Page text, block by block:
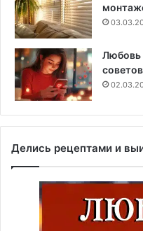
Любовь
советов
Делись рецептами и